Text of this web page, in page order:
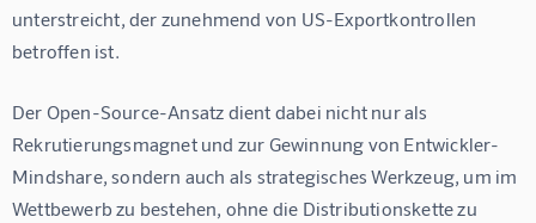
unterstreicht, der zunehmend von US-Exportkontrollen
betroffen ist.
Der Open-Source-Ansatz dient dabei nicht nur als
Rekrutierungsmagnet und zur Gewinnung von Entwickler-
Mindshare, sondern auch als strategisches Werkzeug, um im
Wettbewerb zu bestehen, ohne die Distributionskette zu